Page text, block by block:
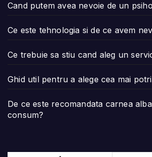
Cand putem avea nevoie de un
Ce este tehnologia si de ce avem
Ce trebuie sa stiu cand aleg un
Ghid util pentru a alege cea mai
De ce este recomandata carnea
consum?